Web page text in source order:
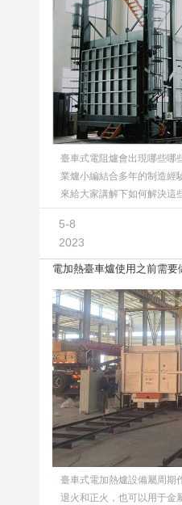
臺車式電阻爐會出現哪些哪
業爐小編結合多年的制造經
來給大家講解下如何解決這
5-8
2023
電加熱臺車爐使用之前需要
臺車式電加熱爐設備屬周期
退火和正火，也可以用于